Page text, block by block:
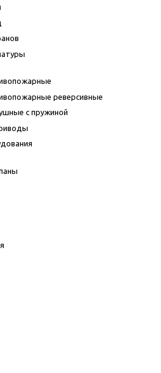
реверсивные
с пружиной